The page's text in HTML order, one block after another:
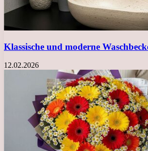
Klassische und moderne
12.02.2026